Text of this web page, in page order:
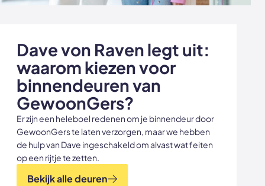
Dave von Raven legt uit:
waarom kiezen voor
binnendeuren van
GewoonGers?
Er zijn een heleboel redenen om je binnendeur door
GewoonGers te laten verzorgen, maar we hebben
de hulp van Dave ingeschakeld om alvast wat feiten
op een rijtje te zetten.
Bekijk alle deuren